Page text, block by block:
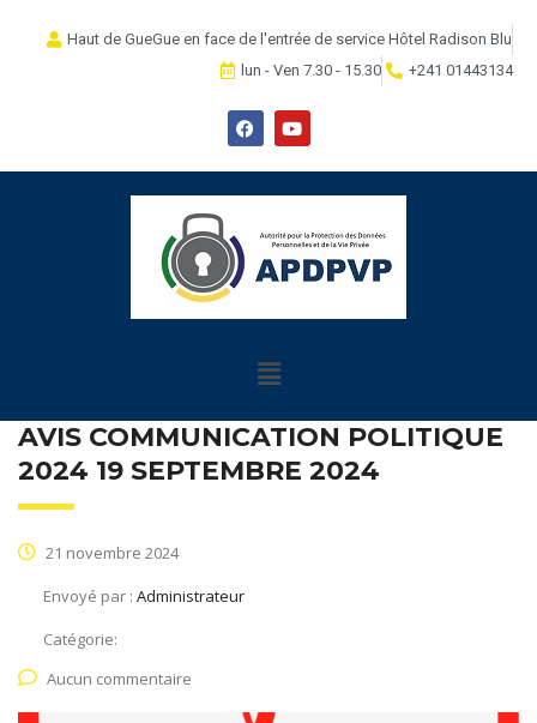
Haut de GueGue en face de l'entrée de service Hôtel Radison Blu
lun - Ven 7.30 - 15.30
+241 01443134
AVIS COMMUNICATION POLITIQUE
2024 19 SEPTEMBRE 2024
21 novembre 2024
Envoyé par : Administrateur
Catégorie:
Aucun commentaire